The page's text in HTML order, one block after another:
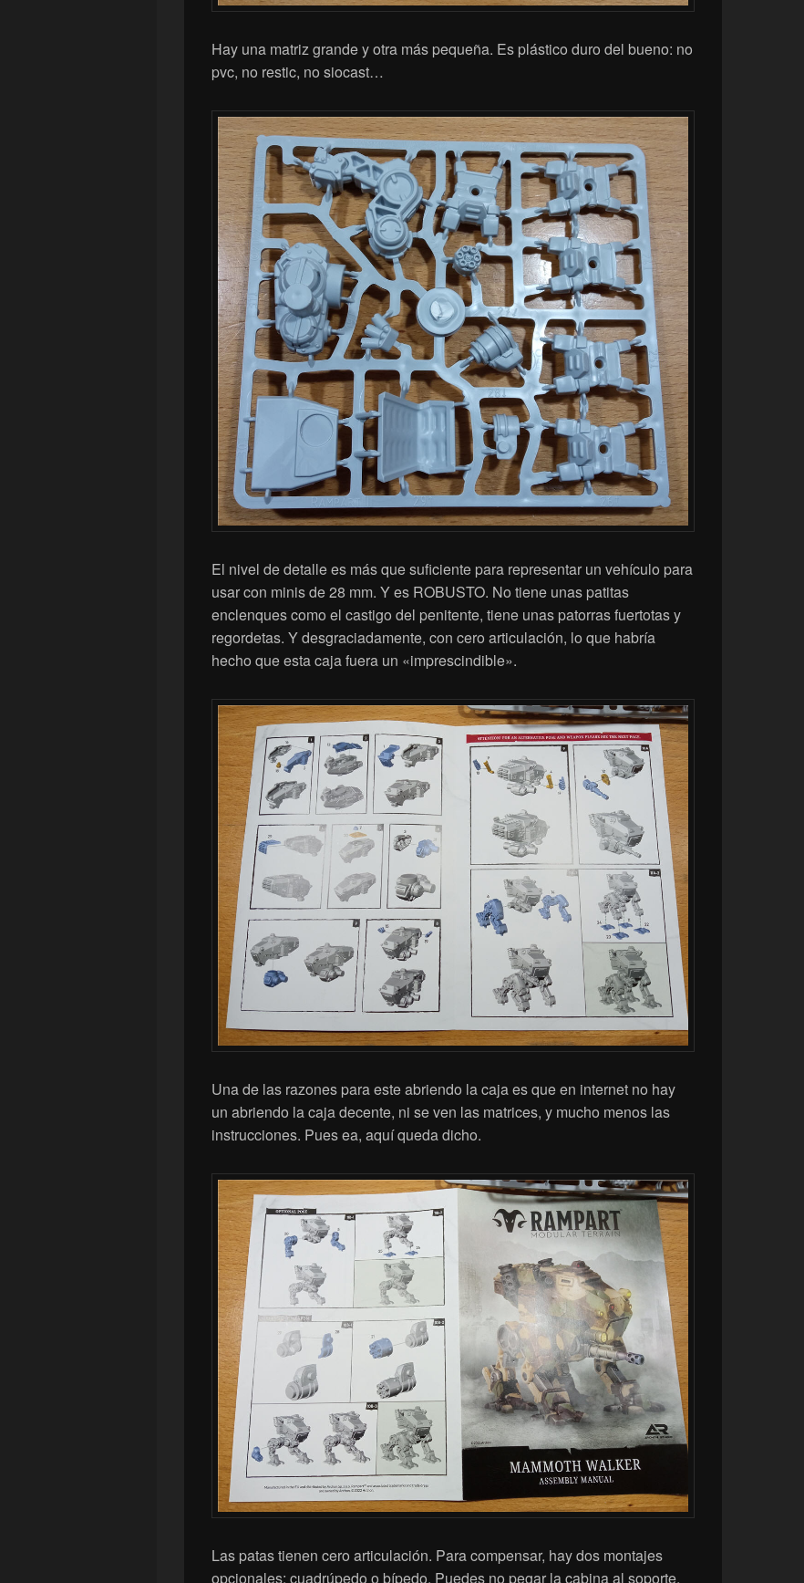
Hay una matriz grande y otra más pequeña. Es plástico duro del bueno: no
pvc, no restic, no siocast…
El nivel de detalle es más que suficiente para representar un vehículo para
usar con minis de 28 mm. Y es ROBUSTO. No tiene unas patitas
enclenques como el castigo del penitente, tiene unas patorras fuertotas y
regordetas. Y desgraciadamente, con cero articulación, lo que habría
hecho que esta caja fuera un «imprescindible».
Una de las razones para este abriendo la caja es que en internet no hay
un abriendo la caja decente, ni se ven las matrices, y mucho menos las
instrucciones. Pues ea, aquí queda dicho.
Las patas tienen cero articulación. Para compensar, hay dos montajes
opcionales: cuadrúpedo o bípedo. Puedes no pegar la cabina al soporte,